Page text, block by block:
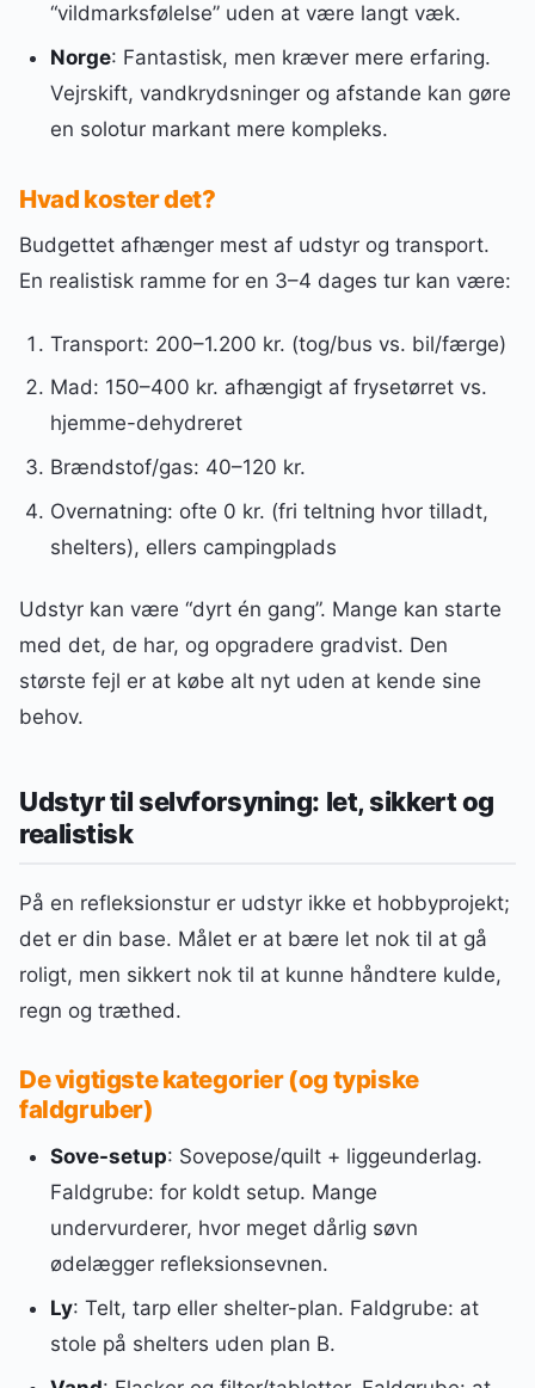
“vildmarksfølelse” uden at være langt væk.
Norge: Fantastisk, men kræver mere erfaring.
Vejrskift, vandkrydsninger og afstande kan gøre
en solotur markant mere kompleks.
Hvad koster det?
Budgettet afhænger mest af udstyr og transport.
En realistisk ramme for en 3–4 dages tur kan være:
Transport: 200–1.200 kr. (tog/bus vs. bil/færge)
Mad: 150–400 kr. afhængigt af frysetørret vs.
hjemme-dehydreret
Brændstof/gas: 40–120 kr.
Overnatning: ofte 0 kr. (fri teltning hvor tilladt,
shelters), ellers campingplads
Udstyr kan være “dyrt én gang”. Mange kan starte
med det, de har, og opgradere gradvist. Den
største fejl er at købe alt nyt uden at kende sine
behov.
Udstyr til selvforsyning: let, sikkert og
realistisk
På en refleksionstur er udstyr ikke et hobbyprojekt;
det er din base. Målet er at bære let nok til at gå
roligt, men sikkert nok til at kunne håndtere kulde,
regn og træthed.
De vigtigste kategorier (og typiske
faldgruber)
Sove-setup: Sovepose/quilt + liggeunderlag.
Faldgrube: for koldt setup. Mange
undervurderer, hvor meget dårlig søvn
ødelægger refleksionsevnen.
Ly: Telt, tarp eller shelter-plan. Faldgrube: at
stole på shelters uden plan B.